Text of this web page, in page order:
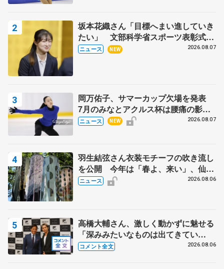
坂本花織さん「目標へまい進していき
たい」 文部科学省スポーツ表彰式で
代表謝辞
ニュース NEW 2026.08.07
岡万佑子、サマーカップ欠場を発表
7月のみなとアクルス杯は腰痛の影響
で
ニュース NEW 2026.08.07
羽生結弦さん衣装モチーフの吹き流し
を公開 今年は「春よ、来い」、仙台
の瑞鳳殿
ニュース 2026.08.06
高橋大輔さん、激しく動かずに魅せる
「深みみたいなものは出てきてい
る？」 〝兄さん〟と慕うレジェンド
コメント全文 2026.08.06